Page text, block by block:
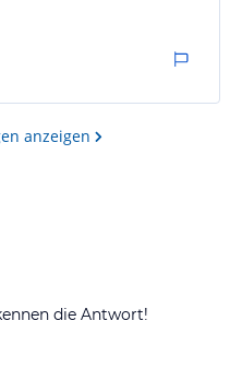
anzeigen
die Antwort!